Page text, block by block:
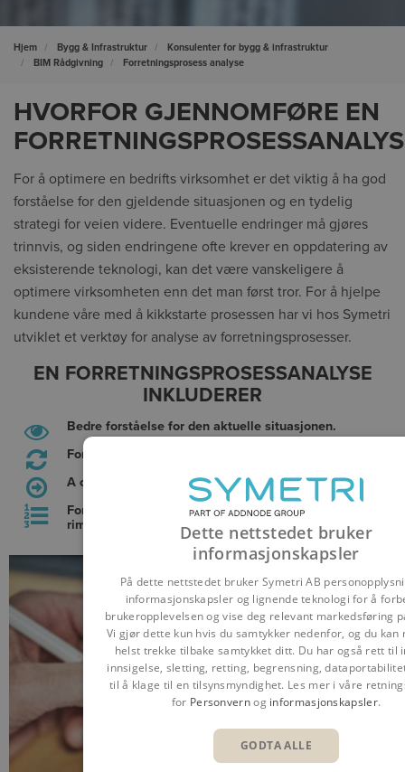
Hjem Bygg & Infrastruktur
Konsulenter for bygg & infrastruktur
BIM Rådgivning
Forretningsprosess analyse
HVORFOR GJENNOMFØRE EN
For å optimere en bedrifts virksomhet er det viktig å ha god
forståelse for den gjeldende situasjonen og en tydelig
strategi for veien videre. Eventuelle endringer må gjøres
trinnvis, og siden endringene ofte krever en oppdatering av
eksisterende teknologi, kan det være vanskeligere å
optimere virksomheten enn det man først tror. For å hjelpe
kundene våre med å kikkstarte prosessen har vi hos Symetri
utviklet et verktøy for analyse av forretningsprosesser.
EN FORRETNINGSPROSESSANALYSE
INKLUDERER
Bedre forståelse for den aktuelle situasjonen.
Forslag til endringer.
A clear picture of how to optimise your business.
Forslag til hvilke skritt dere må ta innenfor tidsramme
rimelig.
Dette nettstedet bruker
informasjonskapsler
På dette nettstedet bruker Symetri AB
informasjonskapsler og lignende teknologi for å
brukeropplevelsen og vise deg relevant markedsføring
Vi gjør dette kun hvis du samtykker nedenfor, og du kan
helst trekke tilbake samtykket ditt. Du har også rett til
innsigelse, sletting, retting, begrensning,
til å klage til en tilsynsmyndighet. Les mer i våre
for Personvernog informasjonskapsler.
GODTA ALLE